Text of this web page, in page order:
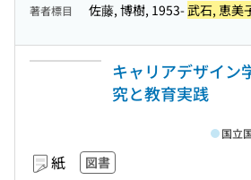
著者標目 佐藤, 博樹, 1953-武石, 恵美
キャリアデザイン
究と教育実践
紙 図書
国立